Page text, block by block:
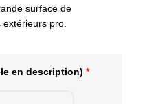
surface de
extérieurs pro.
en description) *